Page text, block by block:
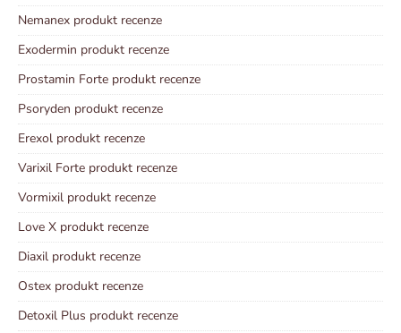
Nemanex produkt recenze
Exodermin produkt recenze
Prostamin Forte produkt recenze
Psoryden produkt recenze
Erexol produkt recenze
Varixil Forte produkt recenze
Vormixil produkt recenze
Love X produkt recenze
Diaxil produkt recenze
Ostex produkt recenze
Detoxil Plus produkt recenze